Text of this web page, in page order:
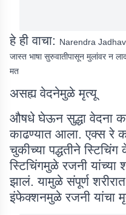
हे ही वाचा: Narendra
जास्त भाषा सुरुवातीपासून मुलांवर न
मत
असह्य वेदनेमुळे मृत्यू
औषधे घेऊन सुद्धा वेदना
काढण्यात आला. एक्स रे
चुकीच्या पद्धतीने
स्टिचिंगमुळे रजनी यांच्या
झालं. यामुळे संपूर्ण
इंफेक्शनमुळे रजनी यांचा